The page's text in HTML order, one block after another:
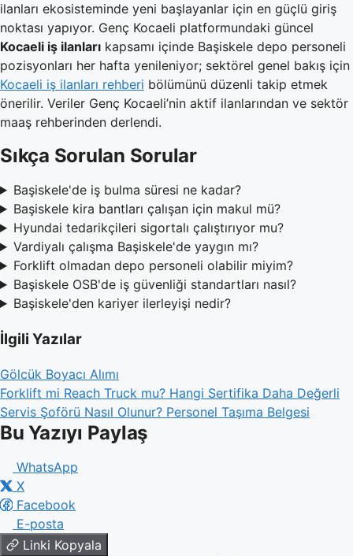
ilanları ekosisteminde yeni başlayanlar için en güçlü giriş
noktası yapıyor. Genç Kocaeli platformundaki güncel
Kocaeli iş ilanları kapsamı içinde Başiskele depo personeli
pozisyonları her hafta yenileniyor; sektörel genel bakış için
Kocaeli iş ilanları rehberi bölümünü düzenli takip etmek
önerilir. Veriler Genç Kocaeli’nin aktif ilanlarından ve sektör
maaş rehberinden derlendi.
Sıkça Sorulan Sorular
Başiskele'de iş bulma süresi ne kadar?
Başiskele kira bantları çalışan için makul mü?
Hyundai tedarikçileri sigortalı çalıştırıyor mu?
Vardiyalı çalışma Başiskele'de yaygın mı?
Forklift olmadan depo personeli olabilir miyim?
Başiskele OSB'de iş güvenliği standartları nasıl?
Başiskele'den kariyer ilerleyişi nedir?
İlgili Yazılar
Gölcük Boyacı Alımı
Forklift mi Reach Truck mu? Hangi Sertifika Daha Değerli
Servis Şoförü Nasıl Olunur? Personel Taşıma Belgesi
Bu Yazıyı Paylaş
WhatsApp
X
Facebook
E-posta
Linki Kopyala